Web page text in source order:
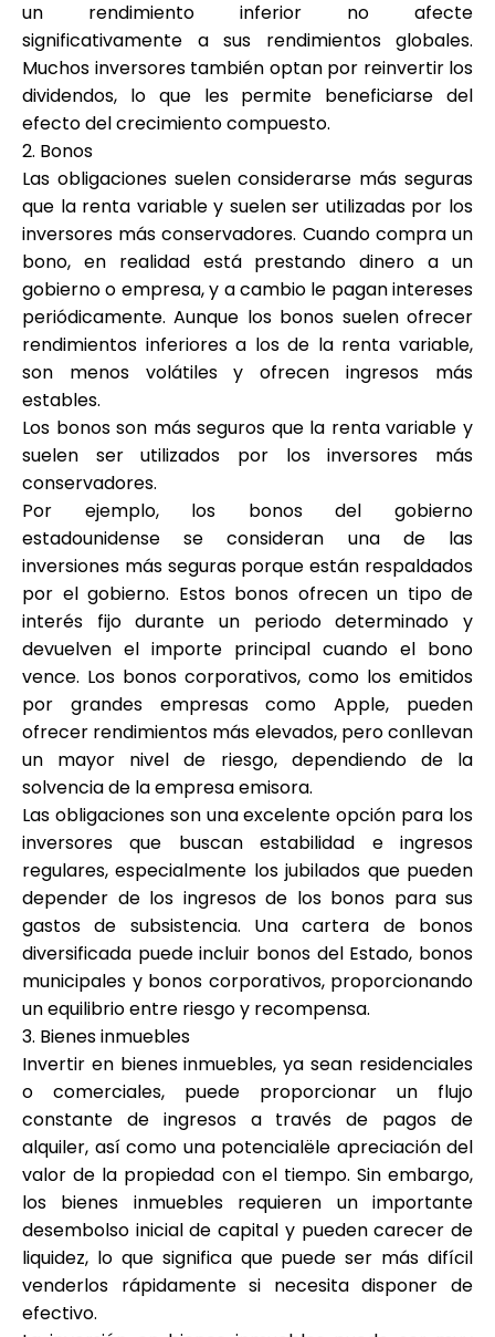
un rendimiento inferior no afecte
significativamente a sus rendimientos globales.
Muchos inversores también optan por reinvertir los
dividendos, lo que les permite beneficiarse del
efecto del crecimiento compuesto.
2. Bonos
Las obligaciones suelen considerarse más seguras
que la renta variable y suelen ser utilizadas por los
inversores más conservadores. Cuando compra un
bono, en realidad está prestando dinero a un
gobierno o empresa, y a cambio le pagan intereses
periódicamente. Aunque los bonos suelen ofrecer
rendimientos inferiores a los de la renta variable,
son menos volátiles y ofrecen ingresos más
estables.
Los bonos son más seguros que la renta variable y
suelen ser utilizados por los inversores más
conservadores.
Por ejemplo, los bonos del gobierno
estadounidense se consideran una de las
inversiones más seguras porque están respaldados
por el gobierno. Estos bonos ofrecen un tipo de
interés fijo durante un periodo determinado y
devuelven el importe principal cuando el bono
vence. Los bonos corporativos, como los emitidos
por grandes empresas como Apple, pueden
ofrecer rendimientos más elevados, pero conllevan
un mayor nivel de riesgo, dependiendo de la
solvencia de la empresa emisora.
Las obligaciones son una excelente opción para los
inversores que buscan estabilidad e ingresos
regulares, especialmente los jubilados que pueden
depender de los ingresos de los bonos para sus
gastos de subsistencia. Una cartera de bonos
diversificada puede incluir bonos del Estado, bonos
municipales y bonos corporativos, proporcionando
un equilibrio entre riesgo y recompensa.
3. Bienes inmuebles
Invertir en bienes inmuebles, ya sean residenciales
o comerciales, puede proporcionar un flujo
constante de ingresos a través de pagos de
alquiler, así como una potencialële apreciación del
valor de la propiedad con el tiempo. Sin embargo,
los bienes inmuebles requieren un importante
desembolso inicial de capital y pueden carecer de
liquidez, lo que significa que puede ser más difícil
venderlos rápidamente si necesita disponer de
efectivo.